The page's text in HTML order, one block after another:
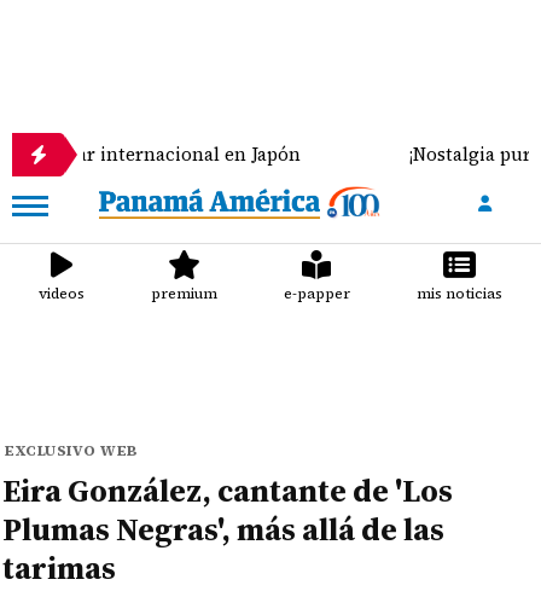
internacional en Japón ¡Nostalgia pura en
videos premium e-papper mis noticias
EXCLUSIVO WEB
Eira González, cantante de 'Los
Plumas Negras', más allá de las
tarimas